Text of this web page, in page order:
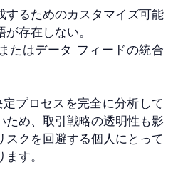
するためのカスタマイズ可能
存在しない。
たはデータ フィードの統合
プロセスを完全に分析して
ため、取引戦略の透明性も影
スクを回避する個人にとって
す。